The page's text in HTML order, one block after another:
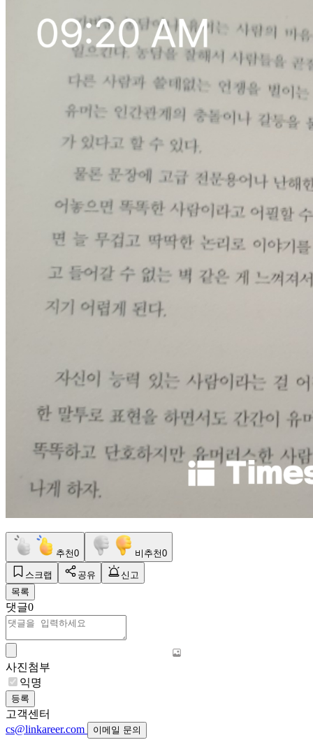
추천0 비추천0
스크랩 공유
신고
목록
댓글0
사진첨부
익명
등록
고객센터
cs@linkareer.com
이메일 문의